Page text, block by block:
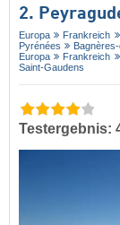
2.
Europa Frankreich
Pyrénées
Europa
Frankreich
Saint-Gaudens
Testergebnis: